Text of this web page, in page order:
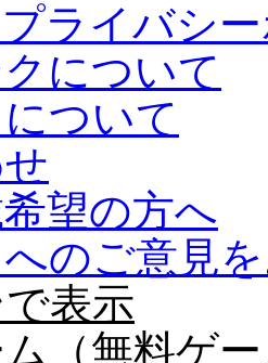
ライバシ
について
ついて
望の方へ
のご意見
表示
（無料ゲ